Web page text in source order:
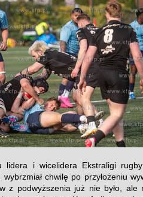
lidera i wicelidera Ekstraligi
chwilę po przyłożeniu
z podwyższenia już nie było, ale